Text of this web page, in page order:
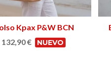
Ver más
Kpax P&W BCN
132,90 €
NUEVO